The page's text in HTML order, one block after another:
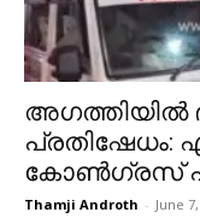
അഗത്തിയിൽ
പ്രതിഷേധം:
കോൺഗ്രസ്
Thamji Androth - June